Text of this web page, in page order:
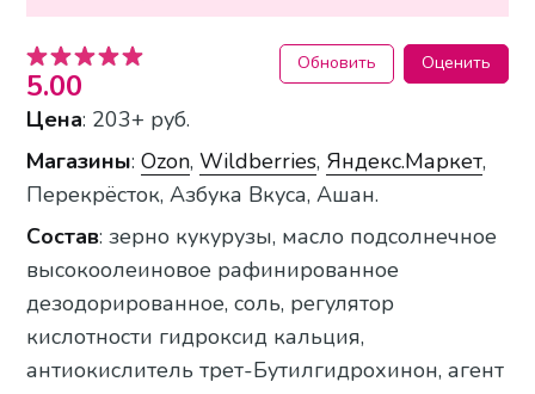
5.00
Обновить Оценить
Цена: 203+ руб.
Магазины:Ozon,Wildberries, Яндекс.Маркет,
Перекрёсток, Азбука Вкуса, Ашан.
Состав: зерно кукурузы, масло подсолнечное
высокоолеиновое рафинированное
дезодорированное, соль, регулятор
кислотности гидроксид кальция,
антиокислитель трет-Бутилгидрохинон, агент